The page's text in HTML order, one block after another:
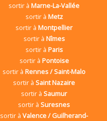
sortir àMarne-La-Vallée
sortir à Metz
sortir àMontpellier
sortir à Nîmes
sortir à Paris
sortir à Pontoise
sortir àRennes / Saint-Malo
sortir àSaint Nazaire
sortir àSaumur
sortir àSuresnes
sortir àValence / Guilherand-